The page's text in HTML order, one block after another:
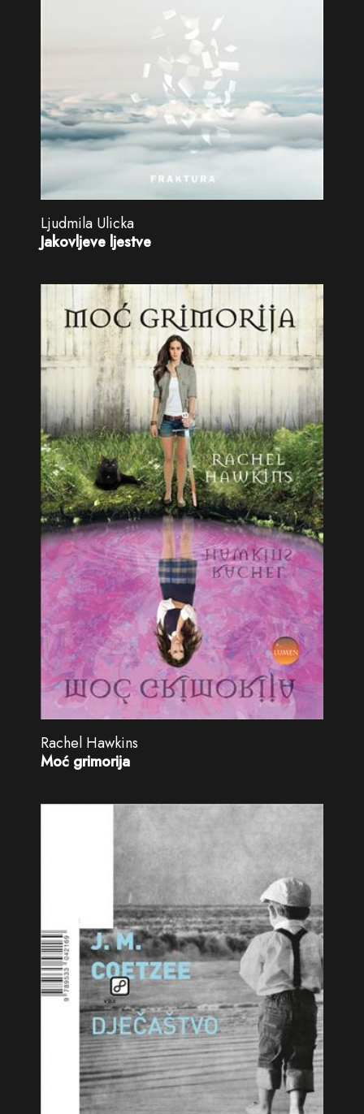
Ljudmila Ulicka
Jakovljeve ljestve
Rachel Hawkins
Moć grimorija